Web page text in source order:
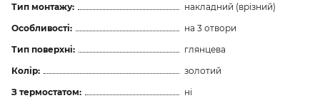
Тип монтажу:
накладний (врізний)
Особливості:
на 3 отвори
Тип поверхні:
глянцева
Колір:
золотий
З термостатом:
ні